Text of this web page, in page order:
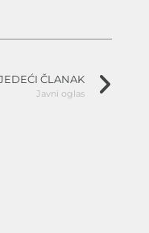
ČLANAK
Javni oglas